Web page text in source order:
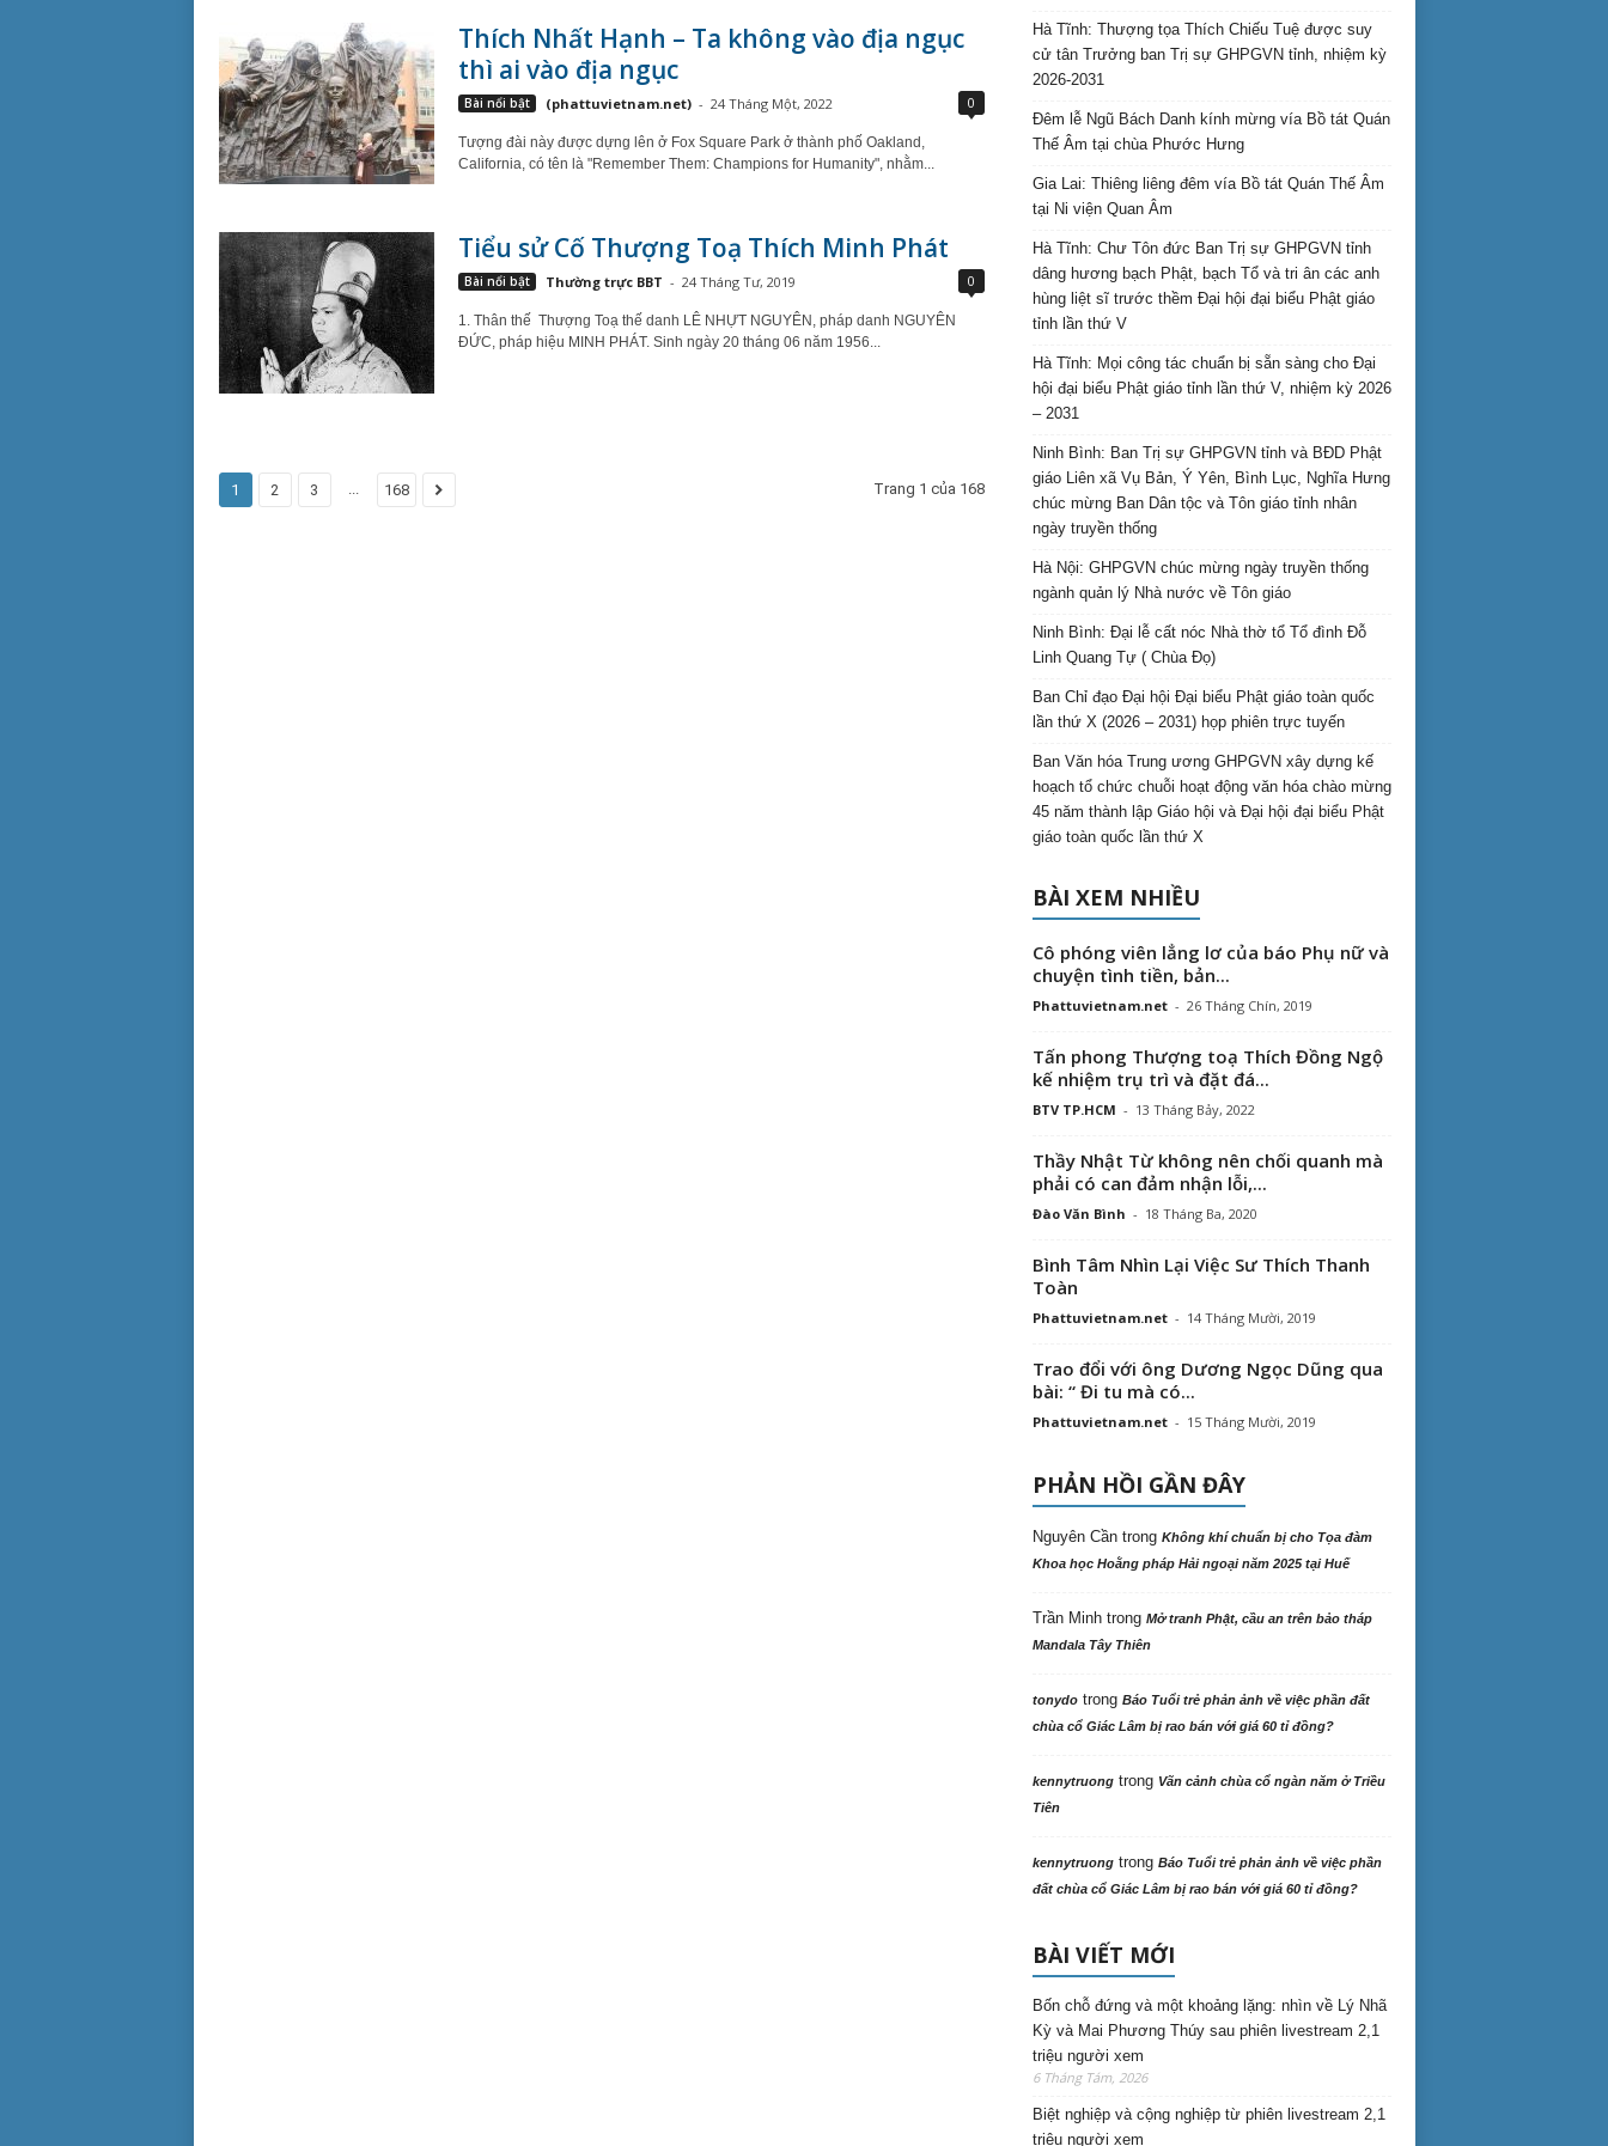
Thích Nhất Hạnh – Ta không vào địa ngục
thì ai vào địa ngục
Bài nổi bật (phattuvietnam.net) - 24 Tháng Một, 2022 0
Tượng đài này được dựng lên ở Fox Square Park ở thành phố Oakland,
California, có tên là "Remember Them: Champions for Humanity", nhằm...
Tiểu sử Cố Thượng Toạ Thích Minh Phát
Bài nổi bật Thường trực BBT - 24 Tháng Tư, 2019 0
1. Thân thế Thượng Toạ thế danh LÊ NHỰT NGUYÊN, pháp danh NGUYÊN
ĐỨC, pháp hiệu MINH PHÁT. Sinh ngày 20 tháng 06 năm 1956...
1 2 3 ... 168 Trang 1 của 168
Hà Tĩnh: Thượng tọa Thích Chiếu Tuệ được suy
cử tân Trưởng ban Trị sự GHPGVN tỉnh, nhiệm kỳ
2026-2031
Đêm lễ Ngũ Bách Danh kính mừng vía Bồ tát Quán
Thế Âm tại chùa Phước Hưng
Gia Lai: Thiêng liêng đêm vía Bồ tát Quán Thế Âm
tại Ni viện Quan Âm
Hà Tĩnh: Chư Tôn đức Ban Trị sự GHPGVN tỉnh
dâng hương bạch Phật, bạch Tổ và tri ân các anh
hùng liệt sĩ trước thềm Đại hội đại biểu Phật giáo
tỉnh lần thứ V
Hà Tĩnh: Mọi công tác chuẩn bị sẵn sàng cho Đại
hội đại biểu Phật giáo tỉnh lần thứ V, nhiệm kỳ 2026
– 2031
Ninh Bình: Ban Trị sự GHPGVN tỉnh và BĐD Phật
giáo Liên xã Vụ Bản, Ý Yên, Bình Lục, Nghĩa Hưng
chúc mừng Ban Dân tộc và Tôn giáo tỉnh nhân
ngày truyền thống
Hà Nội: GHPGVN chúc mừng ngày truyền thống
ngành quản lý Nhà nước về Tôn giáo
Ninh Bình: Đại lễ cất nóc Nhà thờ tổ Tổ đình Đỗ
Linh Quang Tự ( Chùa Đọ)
Ban Chỉ đạo Đại hội Đại biểu Phật giáo toàn quốc
lần thứ X (2026 – 2031) họp phiên trực tuyến
Ban Văn hóa Trung ương GHPGVN xây dựng kế
hoạch tổ chức chuỗi hoạt động văn hóa chào mừng
45 năm thành lập Giáo hội và Đại hội đại biểu Phật
giáo toàn quốc lần thứ X
BÀI XEM NHIỀU
Cô phóng viên lẳng lơ của báo Phụ nữ và
chuyện tình tiền, bản...
Phattuvietnam.net - 26 Tháng Chín, 2019
Tấn phong Thượng toạ Thích Đồng Ngộ
kế nhiệm trụ trì và đặt đá...
BTV TP.HCM - 13 Tháng Bảy, 2022
Thầy Nhật Từ không nên chối quanh mà
phải có can đảm nhận lỗi,...
Đào Văn Bình - 18 Tháng Ba, 2020
Bình Tâm Nhìn Lại Việc Sư Thích Thanh
Toàn
Phattuvietnam.net - 14 Tháng Mười, 2019
Trao đổi với ông Dương Ngọc Dũng qua
bài: “ Đi tu mà có...
Phattuvietnam.net - 15 Tháng Mười, 2019
PHẢN HỒI GẦN ĐÂY
Nguyên Cầntrong Không khí chuẩn bị cho Tọa đàm
Khoa học Hoằng pháp Hải ngoại năm 2025 tại Huế
Trần Minhtrong Mở tranh Phật, cầu an trên bảo tháp
Mandala Tây Thiên
tonydotrong Báo Tuổi trẻ phản ảnh về việc phần đất
chùa cổ Giác Lâm bị rao bán với giá 60 tỉ đồng?
kennytruongtrong Vãn cảnh chùa cổ ngàn năm ở Triều
Tiên
kennytruongtrong Báo Tuổi trẻ phản ảnh về việc phần
đất chùa cổ Giác Lâm bị rao bán với giá 60 tỉ đồng?
BÀI VIẾT MỚI
Bốn chỗ đứng và một khoảng lặng: nhìn về Lý Nhã
Kỳ và Mai Phương Thúy sau phiên livestream 2,1
triệu người xem
6 Tháng Tám, 2026
Biệt nghiệp và cộng nghiệp từ phiên livestream 2,1
triệu người xem